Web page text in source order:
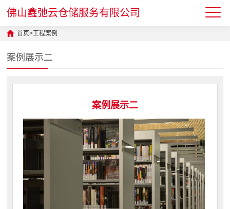
佛山鑫弛云仓储服务有限公司
首页>工程案例
案例展示二
案例展示二